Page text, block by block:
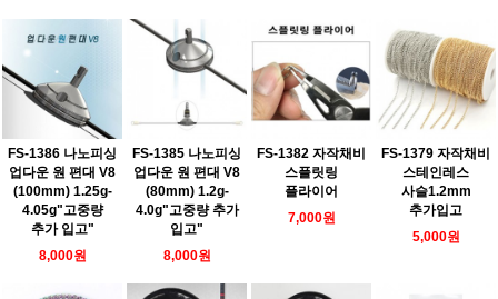
FS-1386 나노피싱
업다운 원 편대 V8
(100mm) 1.25g-
4.05g"고중량
추가 입고"
8,000원
FS-1385 나노피싱
업다운 원 편대 V8
(80mm) 1.2g-
4.0g"고중량 추가
입고"
8,000원
FS-1382 자작채비
스플릿링
플라이어
7,000원
FS-1379 자작채비
스테인레스
사슬1.2mm
추가입고
5,000원